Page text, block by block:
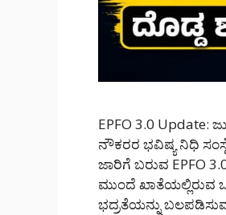
EPFO 3.0 Update:
ನೌಕರರ ಭವಿಷ್ಯ ನಿಧಿ ಸಂಸ್ಥೆ
ಜಾರಿಗೆ ಬರುವ EPFO
ಮುಂದೆ ಖಾತೆಯಲ್ಲಿರುವ
ಭದ್ರತೆಯನ್ನು